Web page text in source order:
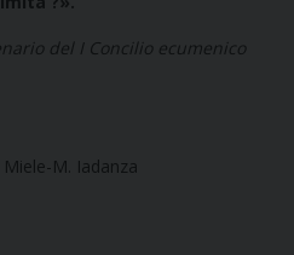
del I Concilio ecumenico
M. Iadanza